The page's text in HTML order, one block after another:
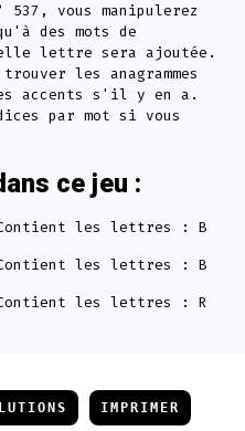
537, vous manipulerez
des mots de
lettre sera ajoutée.
les anagrammes
accents s'il y en a.
par mot si vous
ce jeu :
les lettres : B
les lettres : B
les lettres : R
IMPRIMER